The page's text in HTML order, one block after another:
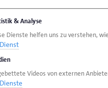
wie vielfältig
und
beispielsweise
werden.
& Analyse
Dienste helfen uns zu verstehen,
Dienst
Videos von externen
Dienste